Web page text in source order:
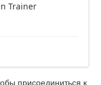
Trainer
присоединиться к